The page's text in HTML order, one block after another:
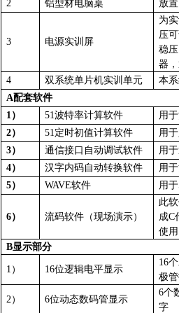
2
铝型材电脑桌 放
3 电源实训屏
为
压
稳
器，
4
双系统单片机实训单元 本
A配套软件
1）
51波特率计算软件
用
2）
51定时初值计算软件
用
3）
通信接口自动调试软件
用
4）
汉字内码自动转换软件
用
5）
WAVE软件 用于
6） 流码软件（现场演示）
此
成C
使
B显示部分
1） 16位逻辑电平显示
16
极
2） 6位动态数码管显示
6个
字